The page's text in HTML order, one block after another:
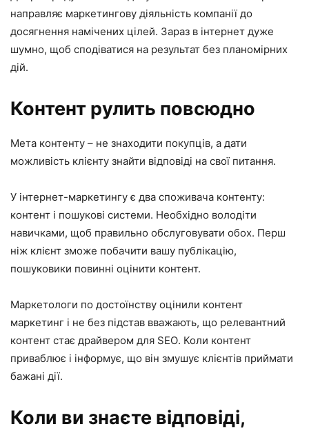
направляє маркетингову діяльність компанії до
досягнення намічених цілей. Зараз в інтернет дуже
шумно, щоб сподіватися на результат без планомірних
дій.
Контент рулить повсюдно
Мета контенту – не знаходити покупців, а дати
можливість клієнту знайти відповіді на свої питання.
У інтернет-маркетингу є два споживача контенту:
контент і пошукові системи. Необхідно володіти
навичками, щоб правильно обслуговувати обох. Перш
ніж клієнт зможе побачити вашу публікацію,
пошуковики повинні оцінити контент.
Маркетологи по достоїнству оцінили контент
маркетинг і не без підстав вважають, що релевантний
контент стає драйвером для SEO. Коли контент
приваблює і інформує, що він змушує клієнтів приймати
бажані дії.
Коли ви знаєте відповіді,